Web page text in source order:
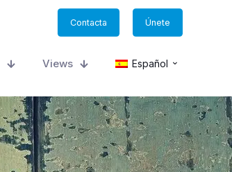
Contacta Únete
Views Español